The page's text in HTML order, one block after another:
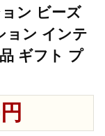
ン ビーズ
ョン インテ
ギフト プ